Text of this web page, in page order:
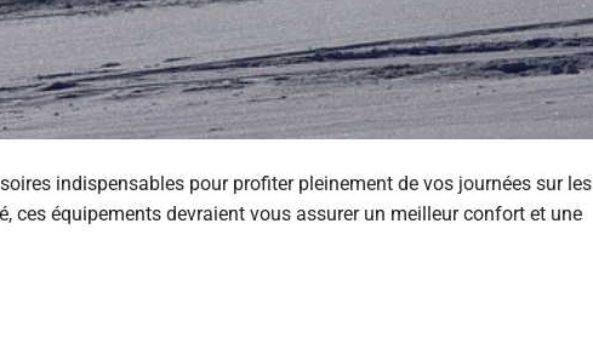
indispensables pour profiter pleinement de vos journées sur les
ces équipements devraient vous assurer un meilleur confort et une